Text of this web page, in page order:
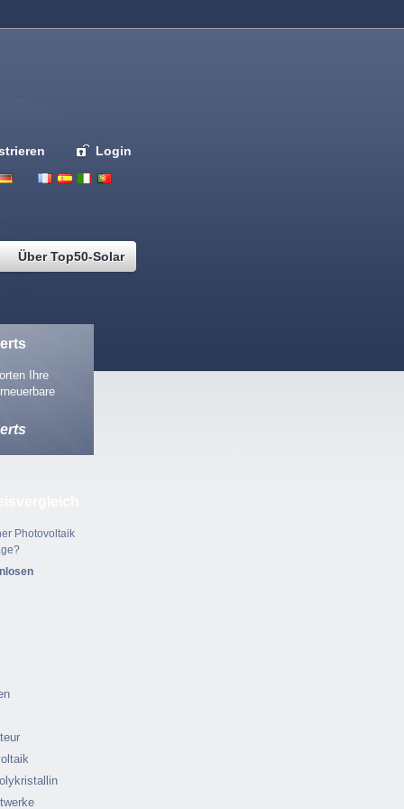
Login
Über Top50-Solar
Ihre
Photovoltaik